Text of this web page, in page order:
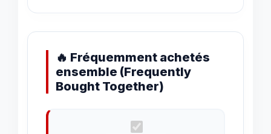
🔥 Fréquemment achetés
ensemble (Frequently
Bought Together)